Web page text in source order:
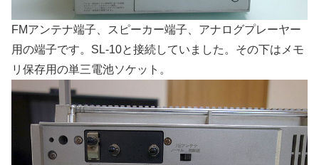
FMアンテナ端子、スピーカー端子、アナログプレーヤー
用の端子です。SL-10と接続していました。その下はメモ
リ保存用の単三電池ソケット。